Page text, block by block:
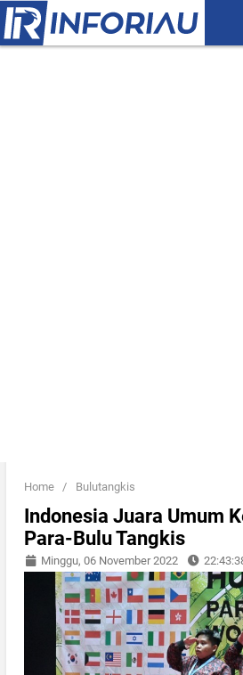
Home / Bulutangkis
Indonesia Juara Umum
Para-Bulu Tangkis
Minggu, 06 November 2022